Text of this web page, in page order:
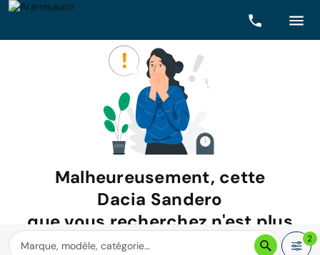
Malheureusement, cette
Dacia Sandero
que vous recherchez n'est plus
disponible.
2